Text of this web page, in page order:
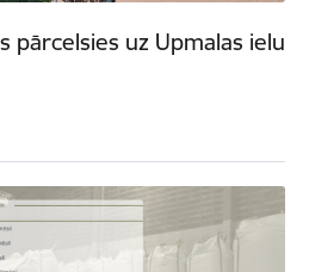
pārcelsies uz Upmalas ielu